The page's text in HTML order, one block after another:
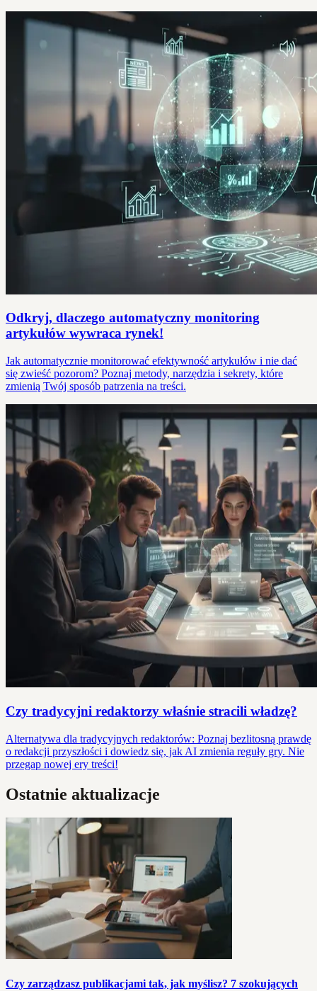
Odkryj, dlaczego automatyczny monitoring
artykułów wywraca rynek!
Jak automatycznie monitorować efektywność artykułów i nie dać
się zwieść pozorom? Poznaj metody, narzędzia i sekrety, które
zmienią Twój sposób patrzenia na treści.
Czy tradycyjni redaktorzy właśnie stracili władzę?
Alternatywa dla tradycyjnych redaktorów: Poznaj bezlitosną prawdę
o redakcji przyszłości i dowiedz się, jak AI zmienia reguły gry. Nie
przegap nowej ery treści!
Ostatnie aktualizacje
Czy zarządzasz publikacjami tak, jak myślisz? 7 szokujących